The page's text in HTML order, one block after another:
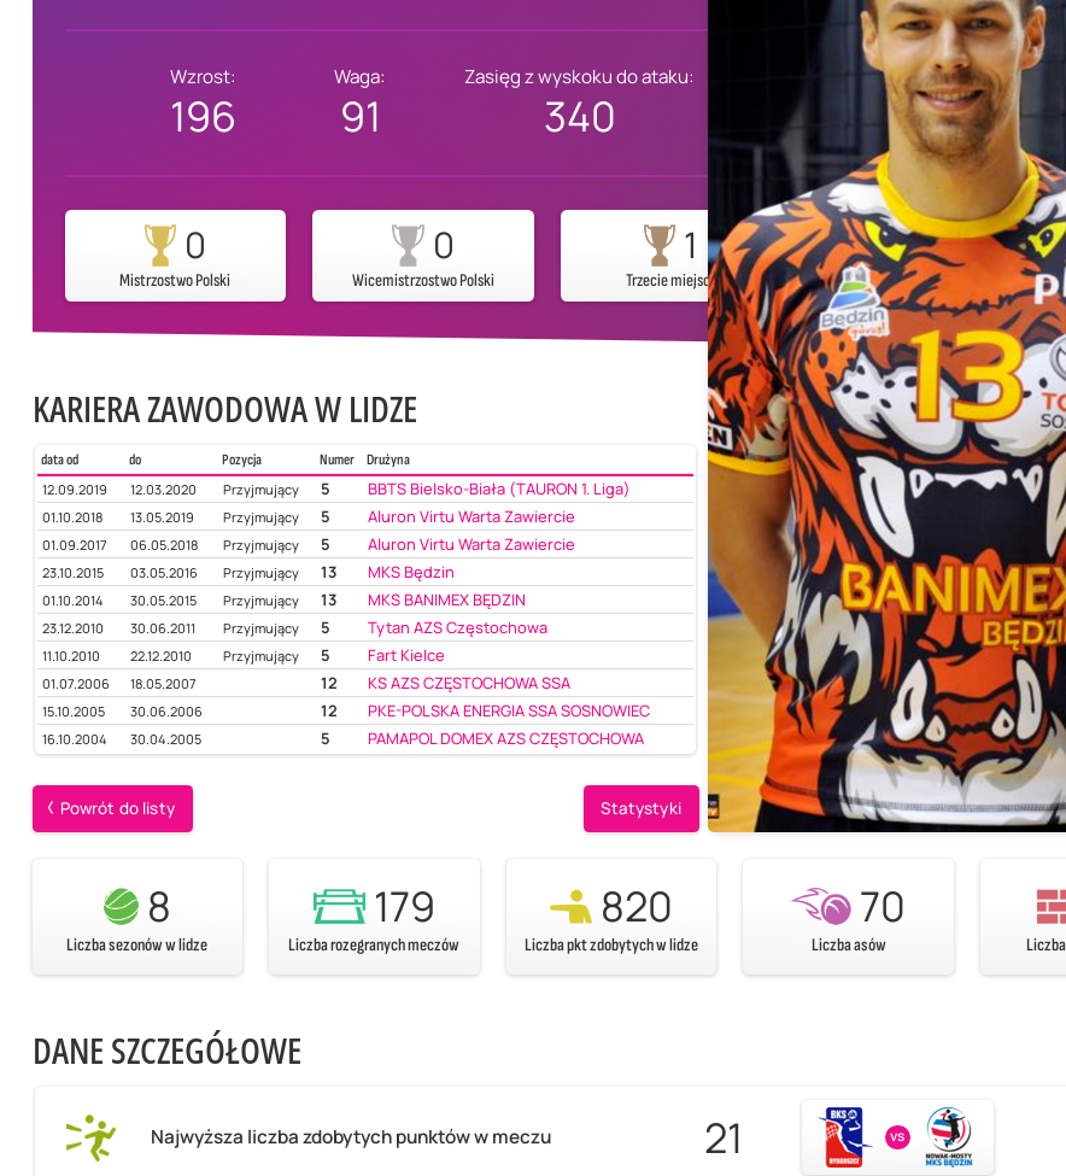
Wzrost:
196
Waga:
91
Zasięg z wyskoku do ataku:
340
0
Mistrzostwo Polski
0
Wicemistrzostwo Polski
1
Trzecie miejsce
KARIERA ZAWODOWA W LIDZE
data od do Pozycja Numer
Drużyna
12.09.2019
12.03.2020 Przyjmujący 5 BBTS Bielsko-Biała (TAURON 1. Liga)
01.10.2018 13.05.2019 Przyjmujący 5 Aluron Virtu Warta Zawiercie
01.09.2017 06.05.2018 Przyjmujący 5 Aluron Virtu Warta Zawiercie
23.10.2015 03.05.2016 Przyjmujący 13 MKS Będzin
01.10.2014 30.05.2015 Przyjmujący 13 MKS BANIMEX BĘDZIN
23.12.2010 30.06.2011 Przyjmujący 5 Tytan AZS Częstochowa
11.10.2010 22.12.2010 Przyjmujący 5 Fart Kielce
01.07.2006 18.05.2007 12 KS AZS CZĘSTOCHOWA SSA
15.10.2005 30.06.2006 12 PKE-POLSKA ENERGIA SSA SOSNOWIEC
16.10.2004 30.04.2005 5 PAMAPOL DOMEX AZS CZĘSTOCHOWA
Powrót do listy Statystyki
8
Liczba sezonów w lidze
179
Liczba rozegranych meczów
820
Liczba pkt zdobytych w lidze
70
Liczba asów
DANE SZCZEGÓŁOWE
Najwyższa liczba zdobytych punktów w meczu 21 vs